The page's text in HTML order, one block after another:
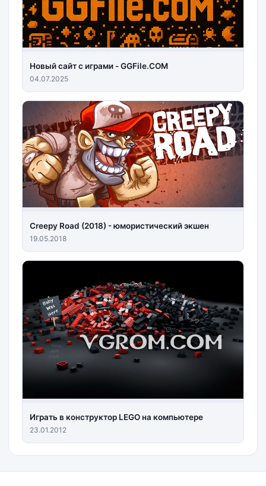
Новый сайт с играми - GGFile.COM
04.07.2025
Creepy Road (2018) - юмористический экшен
19.05.2018
Играть в конструктор LEGO на компьютере
23.01.2012